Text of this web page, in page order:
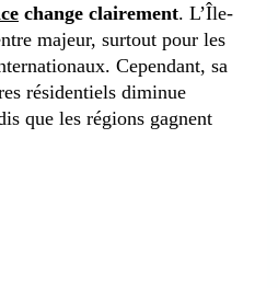
change clairement. L’Île-
majeur, surtout pour les
Cependant, sa
résidentiels diminue
que les régions gagnent